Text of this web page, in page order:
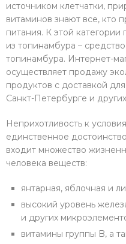
источником клетчатки,
витаминов знают все, кто
питания. К этой
из топинамбура –
топинамбура. Интернет-
осуществляет продажу
продуктов с доставкой
Санкт-Петербурге и
Неприхотливость к
единственное
входит множество
человека веществ:
янтарная, яблочная и
высокий уровень
и других
витамины группы B, а